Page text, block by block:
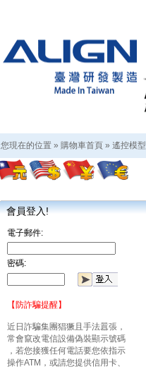
您現在的位置 » 購物車首頁 » 遙控模型
會員登入!
電子郵件:
密碼:
【防詐騙提醒】
近日詐騙集團猖獗且手法囂張，
常會竄改電信設備偽裝顯示號碼
，若您接獲任何電話要您依指示
操作ATM，或請您提供信用卡、